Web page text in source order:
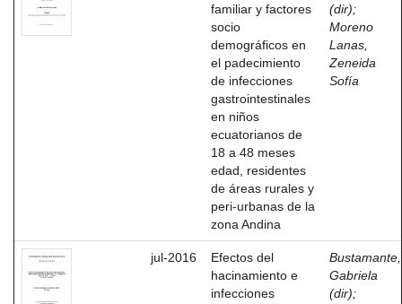
familiar y factores
socio
demográficos en
el padecimiento
de infecciones
gastrointestinales
en niños
ecuatorianos de
18 a 48 meses
edad, residentes
de áreas rurales y
peri-urbanas de la
zona Andina
(dir);
Moreno
Lanas,
Zeneida
Sofía
jul-2016
Efectos del
hacinamiento e
infecciones
Bustamante,
Gabriela
(dir);